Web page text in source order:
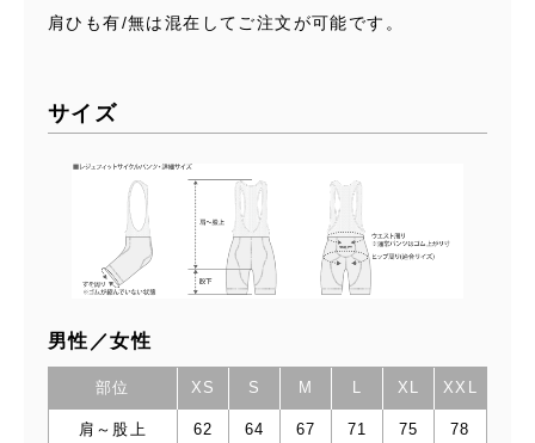
肩ひも有/無は混在してご注文が可能です。
サイズ
男性／女性
部位 XS S M L XL XXL
肩～股上 62 64 67 71 75 78